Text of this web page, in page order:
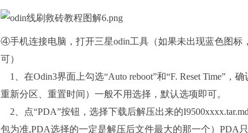
④手机连接电脑，打开三星odin工具 （如果未出现蓝色图
可）
1、 在Odin3界面上勾选“Auto reboot”和“F. Reset Time”，
重新分区、重置时间）一般不用选择，默认选项即可。
2、点“PDA”按钮，选择下载后解压出来的
包为准,PDA选择的一定是解压后文件最大的那一个） PDA